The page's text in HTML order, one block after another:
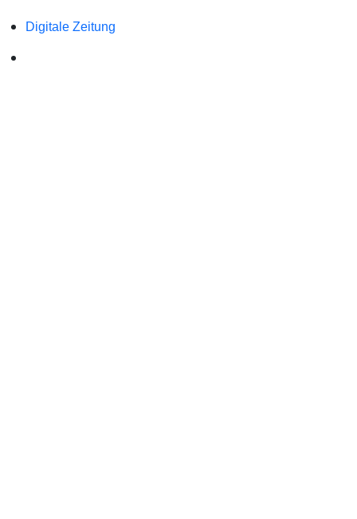
Digitale Zeitung